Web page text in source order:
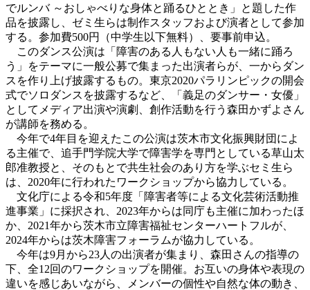
でルンバ ～おしゃべりな身体と踊るひととき」と題した作
品を披露し、ゼミ生らは制作スタッフおよび演者として参加
する。参加費500円（中学生以下無料）、要事前申込。
このダンス公演は「障害のある人もない人も一緒に踊ろ
う」をテーマに一般公募で集まった出演者らが、一からダン
スを作り上げ披露するもの。東京2020パラリンピックの開会
式でソロダンスを披露するなど、「義足のダンサー・女優」
としてメディア出演や演劇、創作活動を行う森田かずよさん
が講師を務める。
今年で4年目を迎えたこの公演は茨木市文化振興財団によ
る主催で、追手門学院大学で障害学を専門としている草山太
郎准教授と、そのもとで共生社会のあり方を学ぶセミ生ら
は、2020年に行われたワークショップから協力している。
文化庁による令和5年度「障害者等による文化芸術活動推
進事業」に採択され、2023年からは同庁も主催に加わったほ
か、2021年から茨木市立障害福祉センターハートフルが、
2024年からは茨木障害フォーラムが協力している。
今年は9月から23人の出演者が集まり、森田さんの指導の
下、全12回のワークショップを開催。お互いの身体や表現の
違いを感じあいながら、メンバーの個性や自然な体の動き、